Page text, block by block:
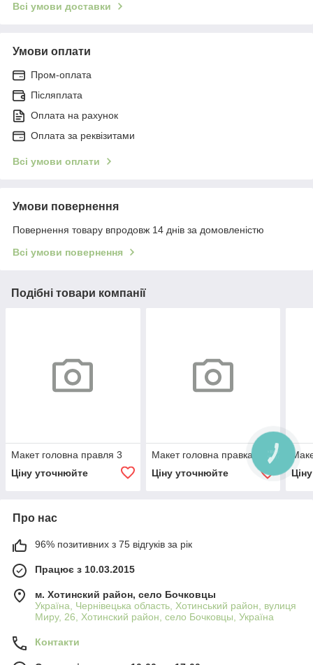
Всі умови доставки
Умови оплати
Пром-оплата
Післяплата
Оплата на рахунок
Оплата за реквізитами
Всі умови оплати
Умови повернення
Повернення товару впродовж 14 днів за домовленістю
Всі умови повернення
Подібні товари компанії
Макет головна правля 3
Ціну уточнюйте
Макет головна правка
Ціну уточнюйте
Про нас
96% позитивних з 75 відгуків за рік
Працює з 10.03.2015
м. Хотинский район, село Бочковцы
Україна, Чернівецька область, Хотинський район, вулиця
Миру, 26, Хотинский район, село Бочковцы, Україна
Контакти